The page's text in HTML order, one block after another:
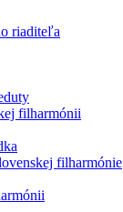
riaditeľa
filharmónii
filharmónie